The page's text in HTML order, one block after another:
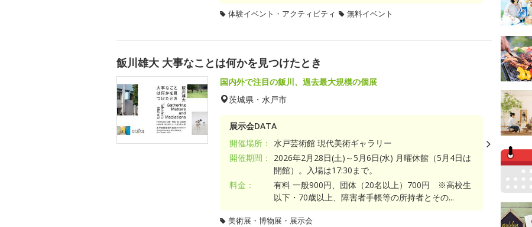
体験イベント・アクティビティ 無料イベント
飯川雄大 大事なことは何かを見つけたとき
国内外で注目の飯川、過去最大規模の個展
茨城県・水戸市
展示会DATA
開催場所： 水戸芸術館 現代美術ギャラリー
開催期間：
2026年2月28日(土)～5月6日(水) 月曜休館（5月4日は
開館）。入場は17:30まで。
料金：
有料 一般900円、団体（20名以上）700円 ※高校生
以下・70歳以上、障害者手帳等の所持者とその...
美術展・博物展・展示会